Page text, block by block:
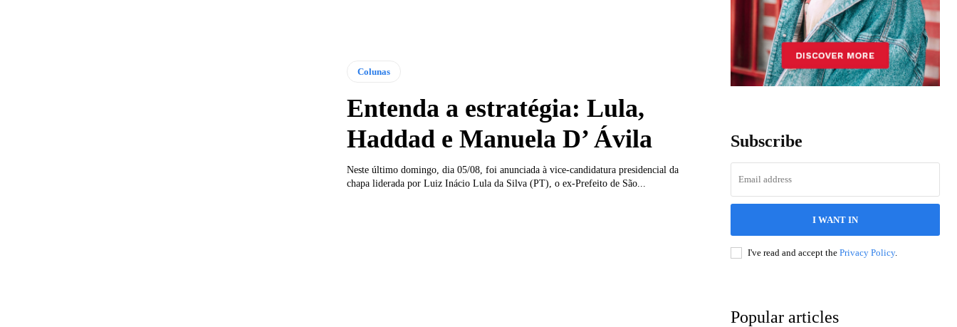
Colunas
Entenda a estratégia: Lula,
Haddad e Manuela D’ Ávila
Neste último domingo, dia 05/08, foi anunciada à vice-candidatura presidencial da
chapa liderada por Luiz Inácio Lula da Silva (PT), o ex-Prefeito de São...
Subscribe
I WANT IN
I've read and accept the Privacy Policy.
Popular articles